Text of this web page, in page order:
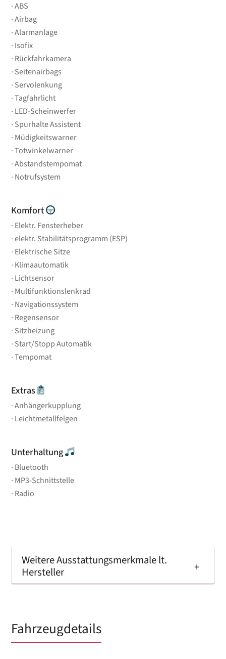
ABS
Airbag
Alarmanlage
Isofix
Rückfahrkamera
Seitenairbags
Servolenkung
Tagfahrlicht
LED-Scheinwerfer
Spurhalte Assistent
Müdigkeitswarner
Totwinkelwarner
Abstandstempomat
Notrufsystem
Komfort
Elektr. Fensterheber
elektr. Stabilitätsprogramm (ESP)
Elektrische Sitze
Klimaautomatik
Lichtsensor
Multifunktionslenkrad
Navigationssystem
Regensensor
Sitzheizung
Start/Stopp Automatik
Tempomat
Extras
Anhängerkupplung
Leichtmetallfelgen
Unterhaltung
Bluetooth
MP3-Schnittstelle
Radio
Weitere Ausstattungsmerkmale lt.
Hersteller
Fahrzeugdetails